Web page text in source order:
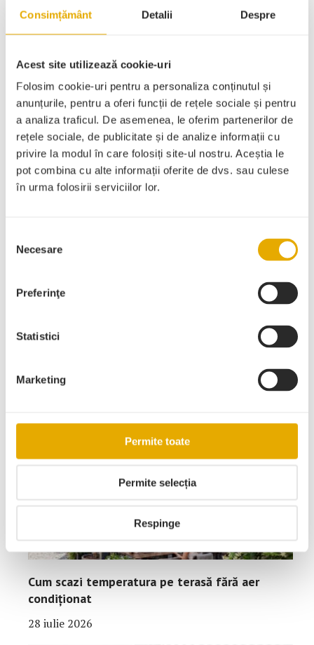
Consimțământ Detalii Despre
Acest site utilizează cookie-uri
Folosim cookie-uri pentru a personaliza conținutul și
anunțurile, pentru a oferi funcții de rețele sociale și pentru
a analiza traficul. De asemenea, le oferim partenerilor de
rețele sociale, de publicitate și de analize informații cu
privire la modul în care folosiți site-ul nostru. Aceștia le
pot combina cu alte informații oferite de dvs. sau culese
în urma folosirii serviciilor lor.
consimțământului
Necesare
Preferinţe
Statistici
Marketing
Permite toate
Permite selecția
Respinge
articole
Categorii
Fără categorie
Articole recente
Cum scazi temperatura pe terasă fără aer
condiționat
28 iulie 2026